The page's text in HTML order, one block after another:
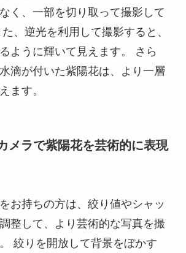
く、一部を切り取って撮影して
、逆光を利用して撮影すると、
ように輝いて見えます。 さら
滴が付いた紫陽花は、より一層
ます。
メラで紫陽花を芸術的に表現
お持ちの方は、絞り値やシャッ
整して、より芸術的な写真を撮
絞りを開放して背景をぼかす